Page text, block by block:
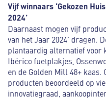
Vijf winnaars ‘Gekozen
2024’
Daarnaast mogen vijf
van het Jaar 2024' dragen.
plantaardig alternatief voor
Ibérico fuetplakjes,
en de Golden Mill 48+ kaas.
producten beoordeeld op
innovatiegraad,